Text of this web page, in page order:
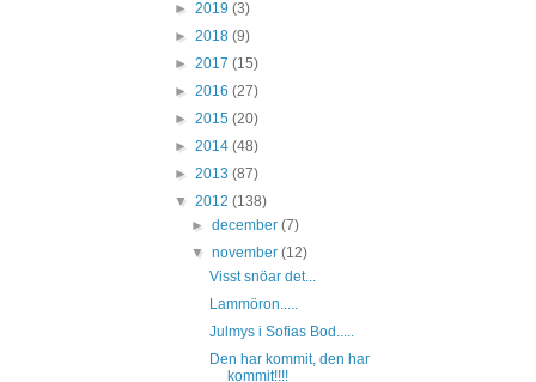
► 2019 (3)
► 2018 (9)
► 2017 (15)
► 2016 (27)
► 2015 (20)
► 2014 (48)
► 2013 (87)
▼ 2012 (138)
►december(7)
▼november(12)
Visst snöar det...
Lammöron.....
Julmys i Sofias Bod.....
Den har kommit, den har
kommit!!!!